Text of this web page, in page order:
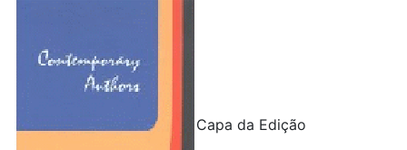
Capa da Edição